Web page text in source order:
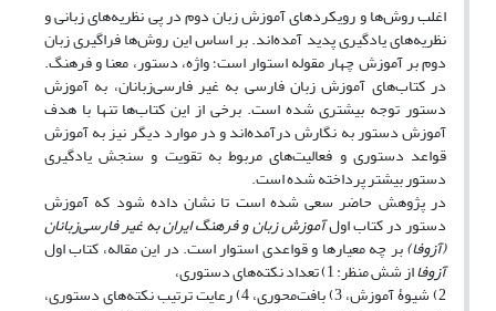
اغلب روش‌ها و رویکردهای آموزش زبان دوم در پی نظریه‌های زبانی و
نظریه‌های یادگیری پدید آمده‌اند. بر اساس این روش‌ها فراگیری زبان
دوم بر آموزش چهار مقوله استوار است؛ واژه، دستور، معنا و فرهنگ.
در کتاب‌های آموزش زبان فارسی به غیر فارسی‌زبانان، به آموزش
دستور توجه بیشتری شده است. برخی از این کتاب‌ها تنها با هدف
آموزش دستور به نگارش درآمده‌اند و در موارد دیگر نیز به آموزش
قواعد دستوری و فعالیت‌های مربوط به تقویت و سنجش یادگیری
دستور بیشتر پرداخته شده است.
در پژوهش حاضر سعی شده است تا نشان داده شود که آموزش
دستور در کتاب اولآموزش زبان و فرهنگ ایران به غیر فارسی‌زبانان
(آزوفا)بر چه معیارها و قواعدی استوار است. در این مقاله، کتاب اول
آزوفااز شش منظر: 1) تعداد نکته‌های دستوری،
2) شیوۀ آموزش، 3) بافت‌محوری، 4) رعایت ترتیب نکته‌های دستوری،